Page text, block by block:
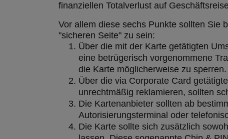
finanziellen Totalverlust auf
Vor allem diese sechs Punkte sollten Sie
"sicheren Seite" zu sein:
Über die mit der Karte getätigten
eine betrügerisch vorgenommene
die Karte möglicherweise zu sperren.
Über die via Corporate Card
unrechtmäßig reklamieren, sollten
Die Kartenanbieter sollten ab
Autorisierungsterminal oder
Die Karte sollte sich zusätzlich